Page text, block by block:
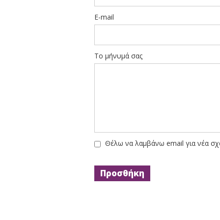
E-mail
Το μήνυμά σας
Θέλω να λαμβάνω email για νέα